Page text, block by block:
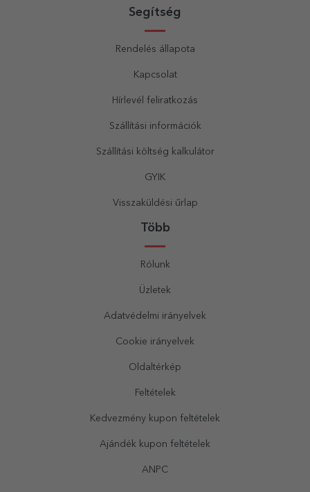
Segítség
Rendelés állapota
Kapcsolat
Hírlevél feliratkozás
Szállítási információk
Szállítási költség kalkulátor
GYIK
Visszaküldési űrlap
Több
Rólunk
Üzletek
Adatvédelmi irányelvek
Cookie irányelvek
Oldaltérkép
Feltételek
Kedvezmény kupon feltételek
Ajándék kupon feltételek
ANPC